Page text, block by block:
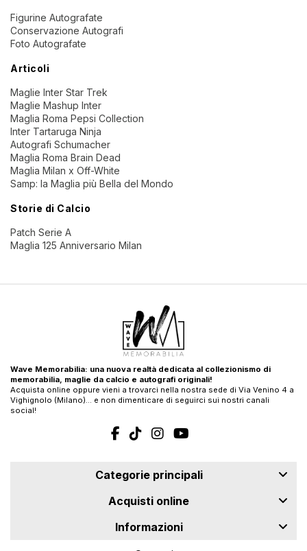
Figurine Autografate
Conservazione Autografi
Foto Autografate
Articoli
Maglie Inter Star Trek
Maglie Mashup Inter
Maglia Roma Pepsi Collection
Inter Tartaruga Ninja
Autografi Schumacher
Maglia Roma Brain Dead
Maglia Milan x Off-White
Samp: la Maglia più Bella del Mondo
Storie di Calcio
Patch Serie A
Maglia 125 Anniversario Milan
Wave Memorabilia: una nuova realtà dedicata al collezionismo di
memorabilia, maglie da calcio e autografi originali!
Acquista online oppure vieni a trovarci nella nostra sede di Via Venino 4 a
Vighignolo (Milano)… e non dimenticare di seguirci sui nostri canali
social!
Categorie principali
Acquisti online
Informazioni